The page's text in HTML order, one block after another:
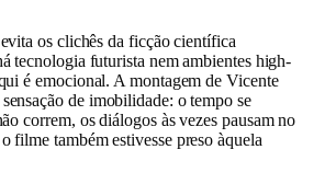
os clichês da ficção científica
tecnologia futurista nem ambientes high-
é emocional. A montagem de Vicente
de imobilidade: o tempo se
correm, os diálogos às vezes pausam no
filme também estivesse preso àquela